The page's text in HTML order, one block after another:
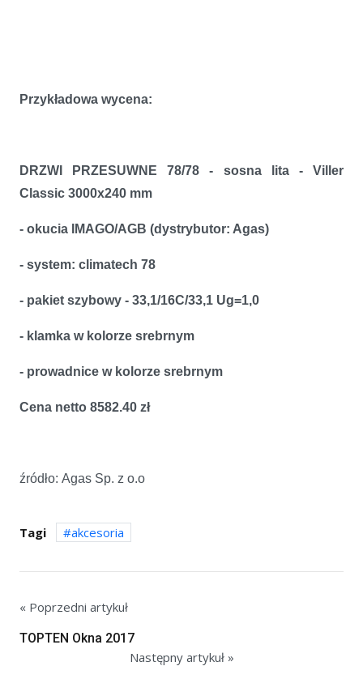
Przykładowa wycena:
DRZWI PRZESUWNE 78/78 - sosna lita - Viller
Classic 3000x240 mm
- okucia IMAGO/AGB (dystrybutor: Agas)
- system: climatech 78
- pakiet szybowy - 33,1/16C/33,1 Ug=1,0
- klamka w kolorze srebrnym
- prowadnice w kolorze srebrnym
Cena netto 8582.40 zł
źródło: Agas Sp. z o.o
Tagi akcesoria
« Poprzedni artykuł
TOPTEN Okna 2017
Następny artykuł »